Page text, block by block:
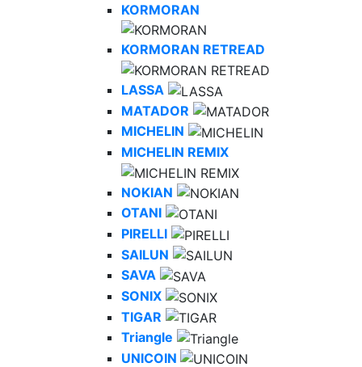
KORMORAN
KORMORAN RETREAD
LASSA
MATADOR
MICHELIN
MICHELIN REMIX
NOKIAN
OTANI
PIRELLI
SAILUN
SAVA
SONIX
TIGAR
Triangle
UNICOIN